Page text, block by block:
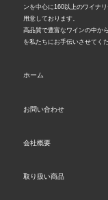
ンを中心に160以上のワイナ
用意しております。
高品質で豊富なワインの中か
を私たちにお手伝いさせてくだ
ホーム
お問い合わせ
会社概要
取り扱い商品